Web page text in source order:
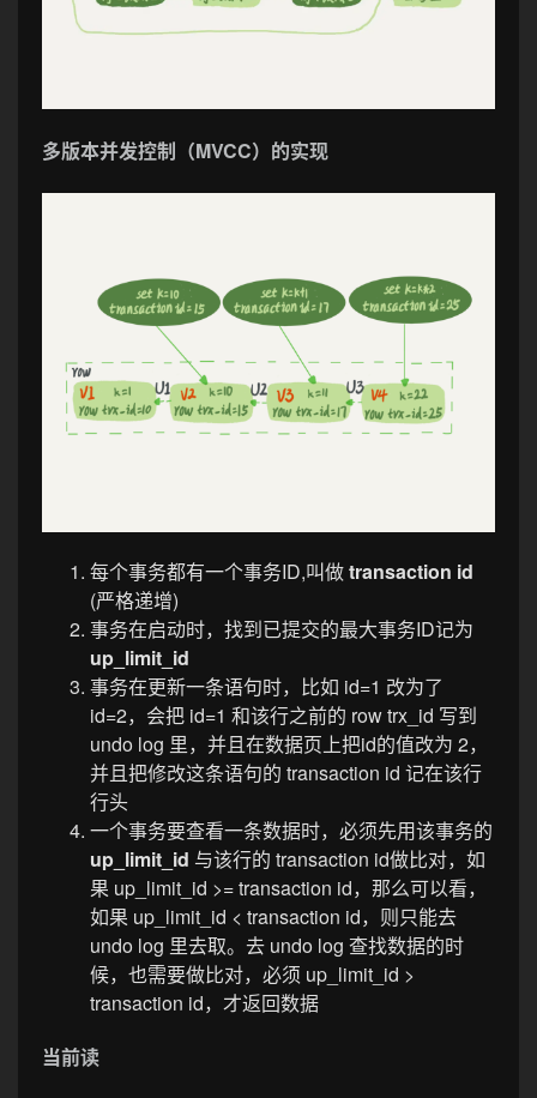
多版本并发控制（MVCC）的实现
每个事务都有一个事务ID,叫做transaction id
(严格递增)
事务在启动时，找到已提交的最大事务ID记为
up_limit_id
事务在更新一条语句时，比如 id=1 改为了
id=2，会把 id=1 和该行之前的 row trx_id 写到
undo log 里，并且在数据页上把id的值改为 2，
并且把修改这条语句的 transaction id 记在该行
行头
一个事务要查看一条数据时，必须先用该事务的
up_limit_id 与该行的 transaction id做比对，如
果 up_limit_id >= transaction id，那么可以看，
如果 up_limit_id < transaction id，则只能去
undo log 里去取。去 undo log 查找数据的时
候，也需要做比对，必须 up_limit_id >
transaction id，才返回数据
当前读